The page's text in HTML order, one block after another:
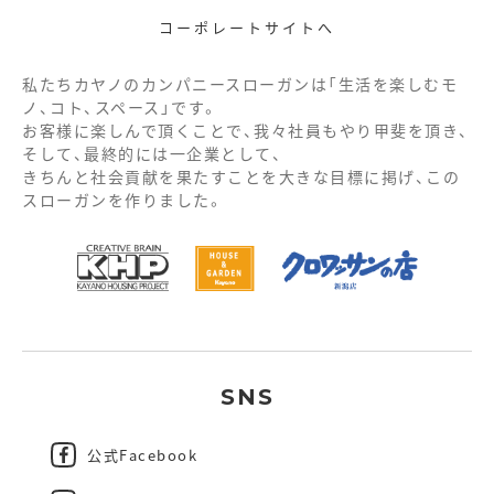
コーポレートサイトへ
私たちカヤノのカンパニースローガンは「生活を楽しむモ
ノ、コト、スペース」です。
お客様に楽しんで頂くことで、我々社員もやり甲斐を頂き、
そして、最終的には一企業として、
きちんと社会貢献を果たすことを大きな目標に掲げ、この
スローガンを作りました。
SNS
公式Facebook